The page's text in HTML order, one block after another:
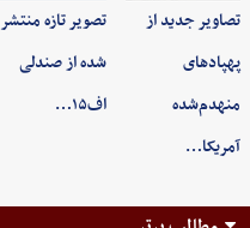
تصاویر جدید از
پهپادهای
منهدم‌شده
آمریکا…
تصویر تازه منتشر
شده از صندلی
اف۱۵…